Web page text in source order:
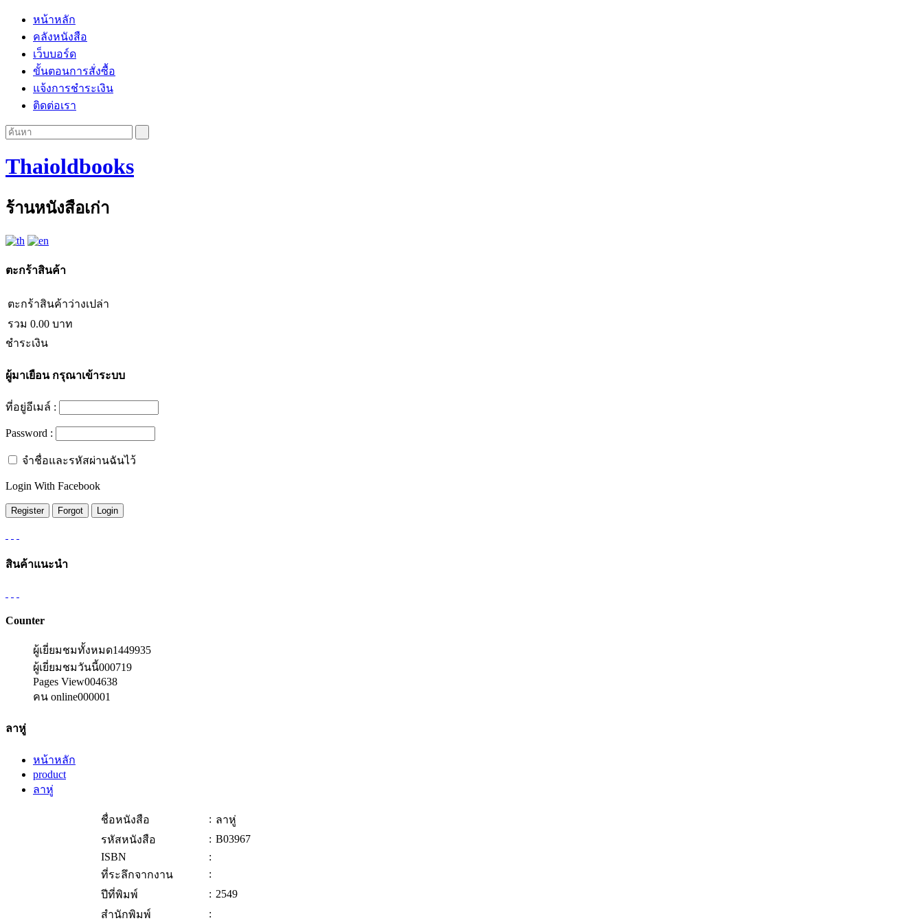
หน้าหลัก
คลังหนังสือ
เว็บบอร์ด
ขั้นตอนการสั่งซื้อ
แจ้งการชำระเงิน
ติดต่อเรา
Thaioldbooks
ร้านหนังสือเก่า
ตะกร้าสินค้า
ตะกร้าสินค้าว่างเปล่า
รวม 0.00 บาท
ชำระเงิน
ผู้มาเยือนกรุณาเข้าระบบ
ที่อยู่อีเมล์ :
Password :
จำชื่อและรหัสผ่านฉันไว้
Login With Facebook
สินค้าแนะนำ
Counter
ผู้เยี่ยมชมทั้งหมด1449935
ผู้เยี่ยมชมวันนี้000719
Pages View004638
คน online000001
ลาหู่
หน้าหลัก
product
ลาหู่
ชื่อหนังสือ : ลาหู่
รหัสหนังสือ
: B03967
ISBN
:
ที่ระลึกจากงาน
:
ปีที่พิมพ์
: 2549
สำนักพิมพ์
: